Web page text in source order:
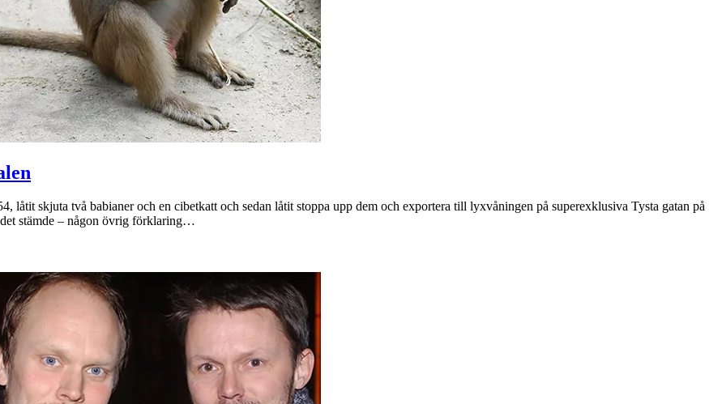
låtit skjuta två babianer och en cibetkatt och sedan låtit stoppa upp dem och exportera till lyxvåningen på superexklusiva Tysta gatan på
stämde – någon övrig förklaring…